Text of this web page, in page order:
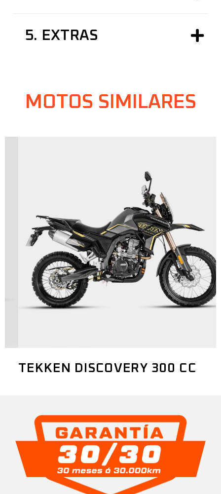
5. EXTRAS
MOTOS SIMILARES
TEKKEN DISCOVERY 300 CC